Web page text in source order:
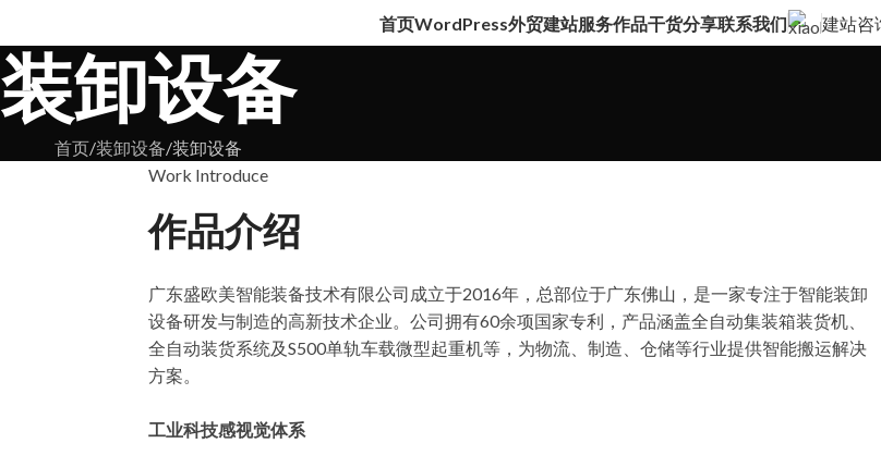
首页WordPress外贸建站服务作品干货分享联系我们 建站咨
装卸设备
首页 装卸设备 装卸设备
Work Introduce
作品介绍
广东盛欧美智能装备技术有限公司成立于2016年，总部位于广东佛山，是一家专注于智能装卸
设备研发与制造的高新技术企业。公司拥有60余项国家专利，产品涵盖全自动集装箱装货机、
全自动装货系统及S500单轨车载微型起重机等，为物流、制造、仓储等行业提供智能搬运解决
方案。
工业科技感视觉体系